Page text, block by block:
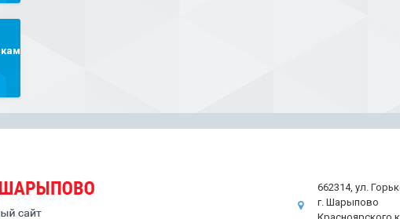
662314, ул.
г. Шарыпово